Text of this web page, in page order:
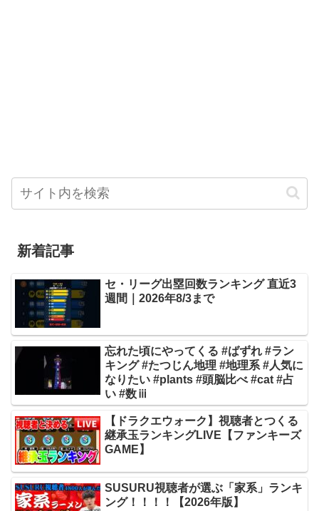
新着記事
セ・リーグ出塁回数ランキング 直近3
週間｜2026年8/3まで
忘れた頃にやってくる #ばずれ #ラン
キング #たつじん地理 #地理系 #人気に
なりたい #plants #頭脳比べ #cat #占
い #数ⅲ
【ドラクエウォーク】視聴者とつくる
継承玉ランキングLIVE【ファンキーズ
GAME】
SUSURU視聴者が選ぶ「家系」ランキ
ング！！！！【2026年版】